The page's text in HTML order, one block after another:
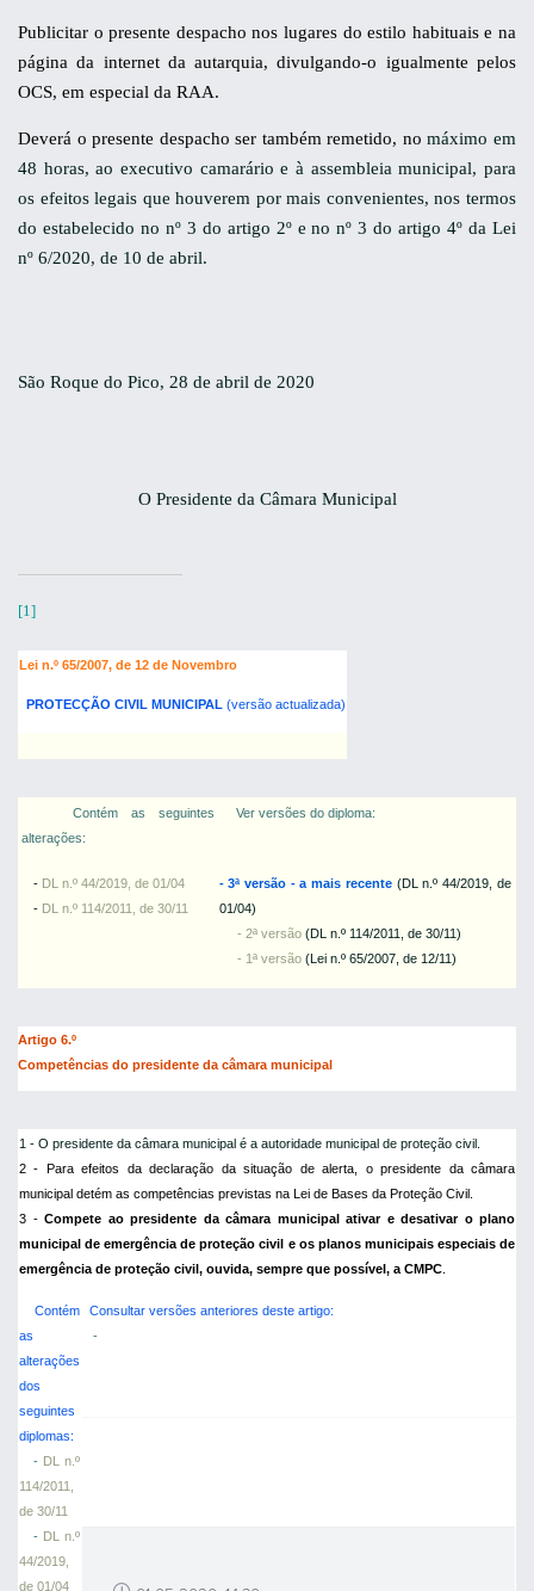
Publicitar o presente despacho nos lugares do estilo habituais e na
página da internet da autarquia, divulgando-o igualmente pelos
OCS, em especial da RAA.
Deverá o presente despacho ser também remetido, nomáximo em
48 horas, ao executivo camarário e à assembleia municipal, para
os efeitos legais que houverem por mais convenientes, nos termos
do estabelecido no nº 3 do artigo 2º e no nº 3 do artigo 4º da Lei
nº 6/2020, de 10 de abril.
São Roque do Pico, 28 de abril de 2020
O Presidente da Câmara Municipal
[1]
Lei n.º 65/2007, de 12 de Novembro
PROTECÇÃO CIVIL MUNICIPAL (versão actualizada)
Contém as seguintes
alterações:
Ver versões do diploma:
- DL n.º 44/2019, de 01/04
- DL n.º 114/2011, de 30/11
- 3ª versão - a mais recente (DL n.º 44/2019, de
01/04)
- 2ª versão (DL n.º 114/2011, de 30/11)
- 1ª versão (Lei n.º 65/2007, de 12/11)
Artigo 6.º
Competências do presidente da câmara municipal
1 - O presidente da câmara municipal é a autoridade municipal de proteção civil.
2 - Para efeitos da declaração da situação de alerta, o presidente da câmara
municipal detém as competências previstas na Lei de Bases da Proteção Civil.
3 - Compete ao presidente da câmara municipal ativar e desativar o plano
municipal de emergência de proteção civil e os planos municipais especiais de
emergência de proteção civil, ouvida, sempre que possível, a CMPC
Contém
as
alterações
dos
seguintes
diplomas:
- DL n.º
114/2011,
de 30/11
- DL n.º
44/2019,
de 01/04
Consultar versões anteriores deste artigo:
-